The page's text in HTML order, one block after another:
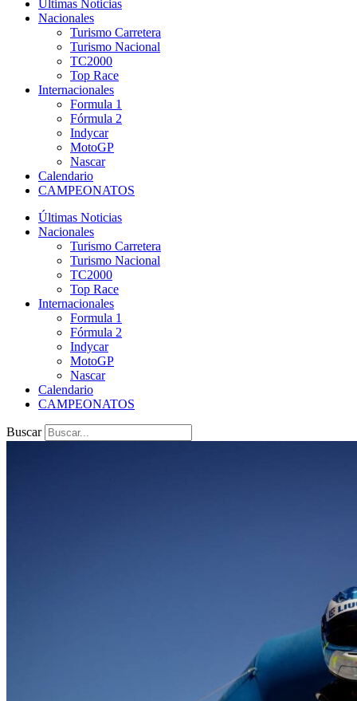
Últimas Noticias
Nacionales
Turismo Carretera
Turismo Nacional
TC2000
Top Race
Internacionales
Formula 1
Fórmula 2
Indycar
MotoGP
Nascar
Calendario
CAMPEONATOS
Últimas Noticias
Nacionales
Turismo Carretera
Turismo Nacional
TC2000
Top Race
Internacionales
Formula 1
Fórmula 2
Indycar
MotoGP
Nascar
Calendario
CAMPEONATOS
Buscar